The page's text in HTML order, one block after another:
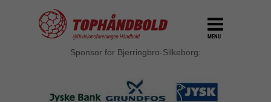
MENU
Sponsor for Bjerringbro-Silkeborg: